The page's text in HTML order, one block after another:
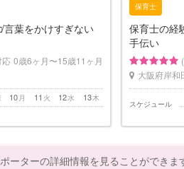
葉をかけすぎない
応 0歳6ヶ月〜15歳11ヶ月
月
10 火
11 水
12 木
13
保育士
保育士の経
手伝い
大阪府岸和
スケジュール
ーターの詳細情報を見ることができま